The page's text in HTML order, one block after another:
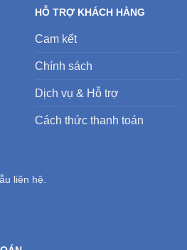
HỖ TRỢ KHÁCH HÀNG
Cam kết
Chính sách
Dịch vụ & Hỗ trợ
Cách thức thanh toán
liên hệ.